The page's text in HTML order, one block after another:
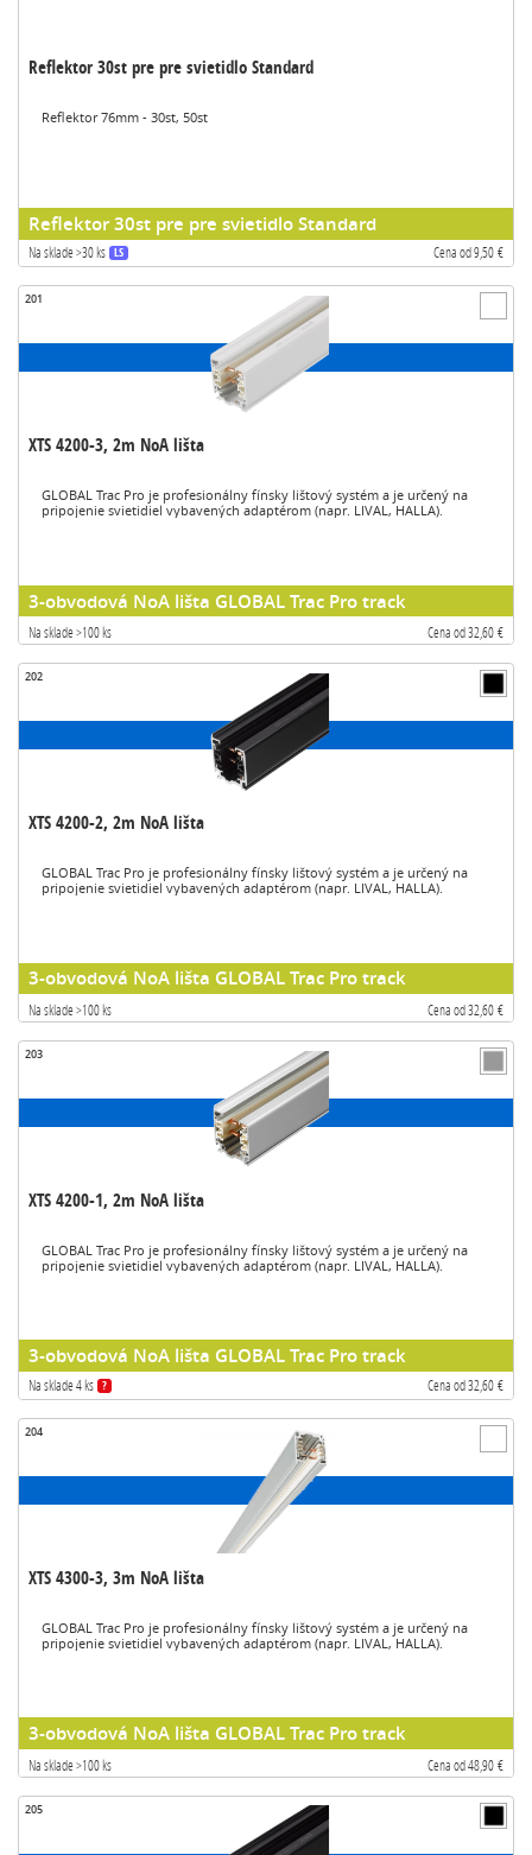
Reflektor 30st pre pre svietidlo Standard
Reflektor 76mm - 30st, 50st
Reflektor 30st pre pre svietidlo Standard
Na sklade >30 ks LS Cena od 9,50 €
201
XTS 4200-3, 2m NoA lišta
GLOBAL Trac Pro je profesionálny fínsky lištový systém a je určený na
pripojenie svietidiel vybavených adaptérom (napr. LIVAL, HALLA).
3-obvodová NoA lišta GLOBAL Trac Pro track
Na sklade >100 ks Cena od 32,60 €
202
XTS 4200-2, 2m NoA lišta
GLOBAL Trac Pro je profesionálny fínsky lištový systém a je určený na
pripojenie svietidiel vybavených adaptérom (napr. LIVAL, HALLA).
3-obvodová NoA lišta GLOBAL Trac Pro track
Na sklade >100 ks Cena od 32,60 €
203
XTS 4200-1, 2m NoA lišta
GLOBAL Trac Pro je profesionálny fínsky lištový systém a je určený na
pripojenie svietidiel vybavených adaptérom (napr. LIVAL, HALLA).
3-obvodová NoA lišta GLOBAL Trac Pro track
Na sklade 4 ks ? Cena od 32,60 €
204
XTS 4300-3, 3m NoA lišta
GLOBAL Trac Pro je profesionálny fínsky lištový systém a je určený na
pripojenie svietidiel vybavených adaptérom (napr. LIVAL, HALLA).
3-obvodová NoA lišta GLOBAL Trac Pro track
Na sklade >100 ks Cena od 48,90 €
205